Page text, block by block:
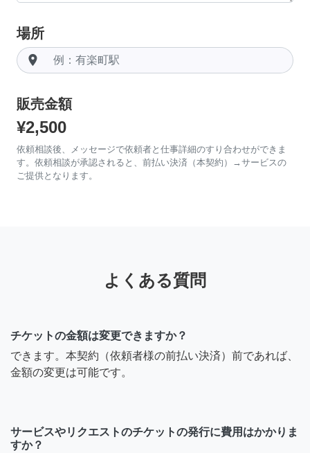
場所
room
販売金額
¥2,500
依頼相談後、メッセージで依頼者と仕事詳細のすり合わせができま
す。依頼相談が承認されると、前払い決済（本契約）→サービスの
ご提供となります。
よくある質問
チケットの金額は変更できますか？
できます。本契約（依頼者様の前払い決済）前であれば、
金額の変更は可能です。
サービスやリクエストのチケットの発行に費用はかかりま
すか？